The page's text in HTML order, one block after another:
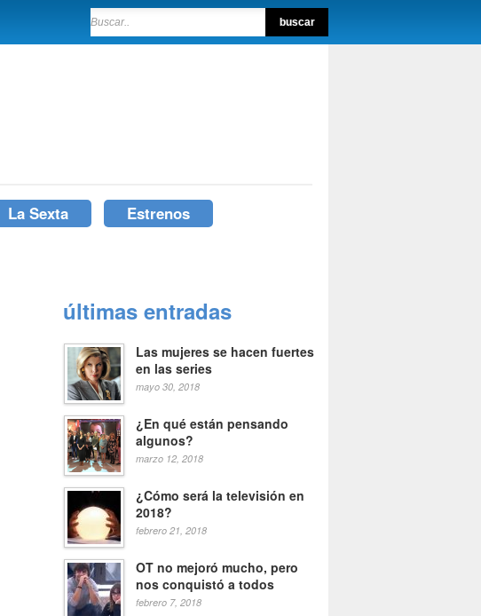
La Sexta Estrenos
últimas entradas
Las mujeres se hacen fuertes
en las series
mayo 30, 2018
¿En qué están pensando
algunos?
marzo 12, 2018
¿Cómo será la televisión en
2018?
febrero 21, 2018
OT no mejoró mucho, pero
nos conquistó a todos
febrero 7, 2018